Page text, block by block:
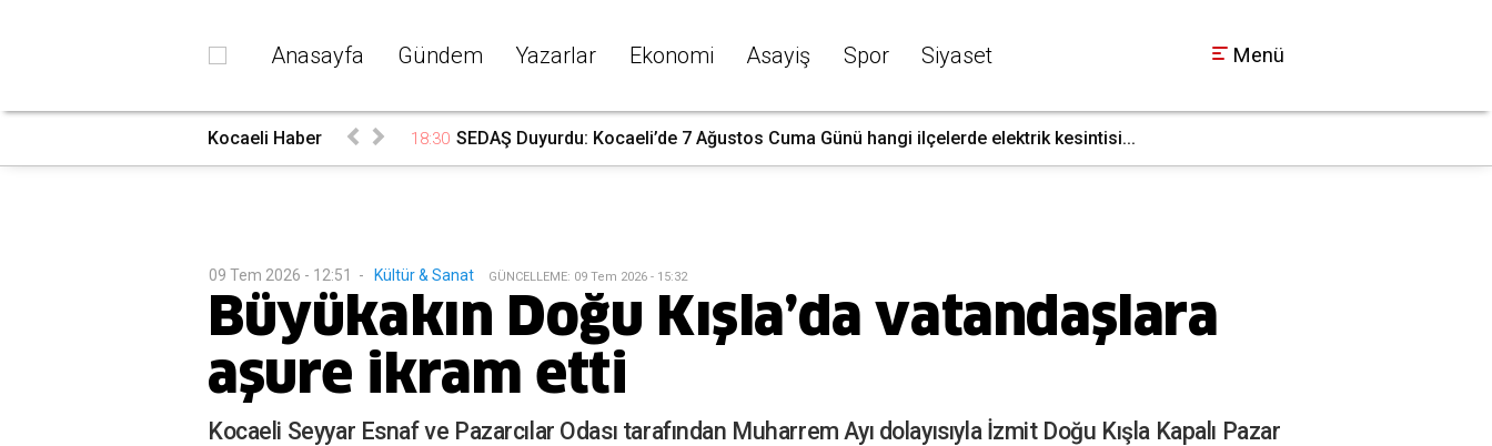
Anasayfa Gündem Yazarlar Ekonomi Asayiş Spor Siyaset Menü
Kocaeli Haber 18:30 SEDAŞ Duyurdu: Kocaeli’de 7 Ağustos Cuma Günü hangi ilçelerde elektrik kesintisi...
09 Tem 2026 - 12:51 - Kültür & Sanat GÜNCELLEME: 09 Tem 2026 - 15:32
Büyükakın Doğu Kışla’da vatandaşlara
aşure ikram etti
Kocaeli Seyyar Esnaf ve Pazarcılar Odası tarafından Muharrem Ayı dolayısıyla İzmit Doğu Kışla Kapalı Pazar